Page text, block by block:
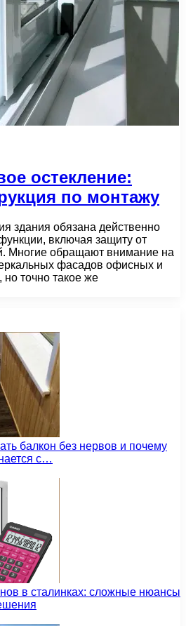
остекление:
по монтажу
здания обязана действенно
включая защиту от
Многие обращают внимание на
фасадов офисных и
но точно такое же
балкон без нервов и почему
с…
в сталинках: сложные нюансы